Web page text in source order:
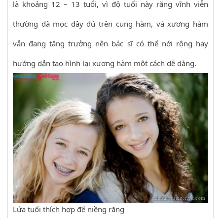
là khoảng 12 – 13 tuổi, vì độ tuổi này răng vĩnh viễn
thường đã mọc đầy đủ trên cung hàm, và xương hàm
vẫn đang tăng trưởng nên bác sĩ có thể nới rộng hay
hướng dẫn tạo hình lại xương hàm một cách dễ dàng.
Lứa tuổi thích hợp để niềng răng